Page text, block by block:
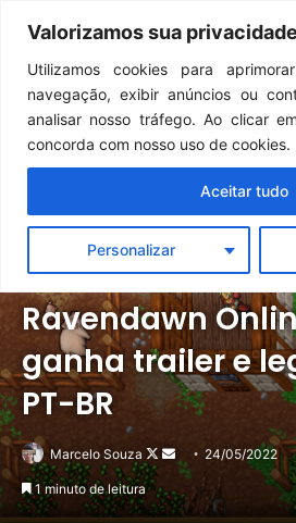
Valorizamos sua privacidade
Utilizamos cookies para
navegação, exibir anúncios ou
analisar nosso tráfego. Ao clicar
concorda com nosso uso de cookies.
Personalizar
Aceitar tudo
Menu
Notícias PC
Ravendawn
ganha trailer e
PT-BR
Marcelo Souza
Follow
X
Mande
um
e-
24/05/2022
1 minuto de leitura